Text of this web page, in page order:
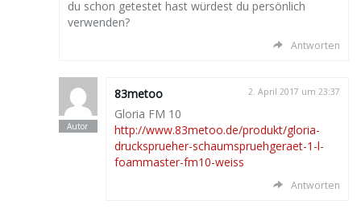
du schon getestet hast würdest du persönlich
verwenden?
Antworten
83metoo 2. April 2017 um 23:37
Gloria FM 10
http://www.83metoo.de/produkt/gloria-
drucksprueher-schaumspruehgeraet-1-l-
foammaster-fm10-weiss
Antworten